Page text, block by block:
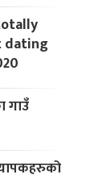
dating
गाउँ